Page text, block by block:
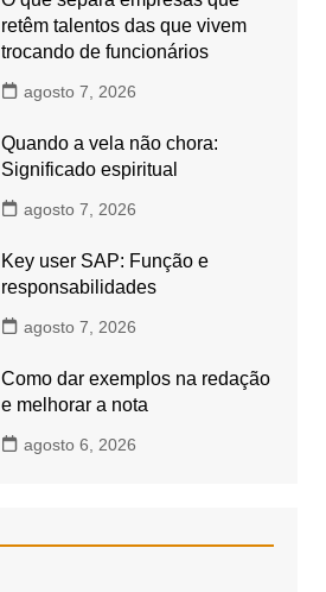
retêm talentos das que vivem
trocando de funcionários
agosto 7, 2026
Quando a vela não chora:
Significado espiritual
agosto 7, 2026
Key user SAP: Função e
responsabilidades
agosto 7, 2026
Como dar exemplos na redação
e melhorar a nota
agosto 6, 2026